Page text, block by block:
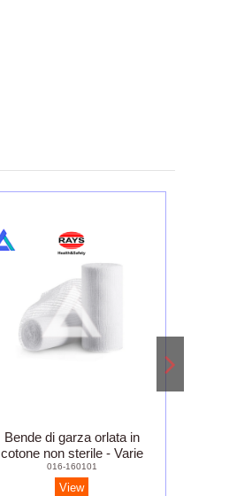
Bende di garza orlata in
cotone non sterile - Varie
misure
016-160101
View